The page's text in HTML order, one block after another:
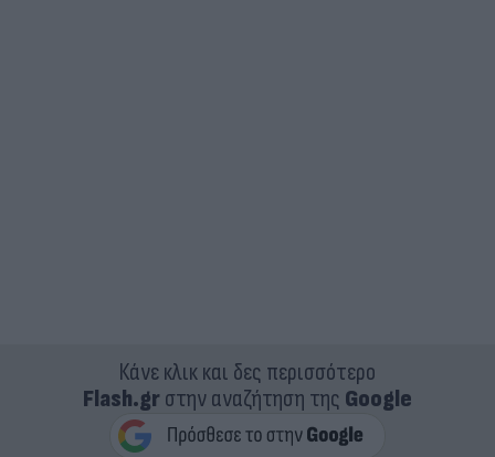
Κάνε κλικ και δες περισσότερο
Flash.grστην αναζήτηση της Google